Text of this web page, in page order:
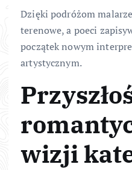
Dzięki podróżom
terenowe, a poeci
początek nowym
artystycznym.
wizji